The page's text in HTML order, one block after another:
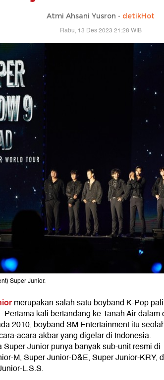
Atmi Ahsani Yusron - detikHot
Rabu, 13 Des 2023 21:28 WIB
Super Junior.
merupakan salah satu boyband K-Pop
Pertama kali bertandang ke Tanah Air dalam
2010, boyband SM Entertainment itu
acara akbar yang digelar di Indonesia.
Junior punya banyak sub-unit resmi di
M, Super Junior-D&E, Super Junior-KRY,
L.S.S.